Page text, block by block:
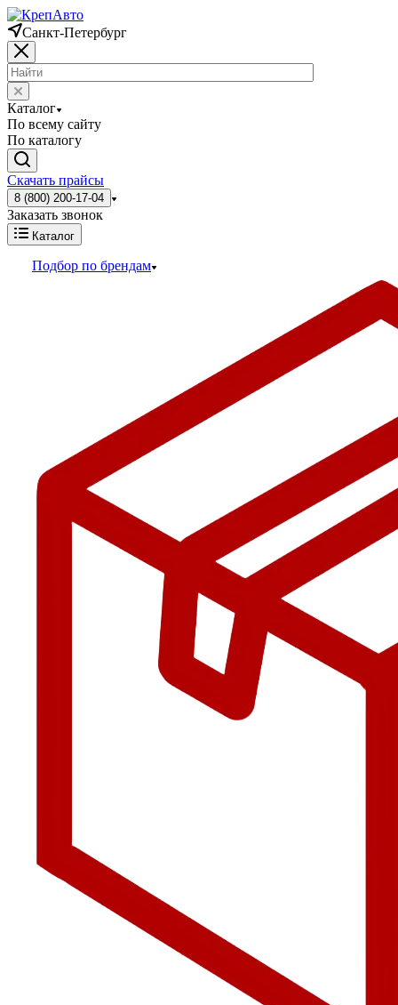
Санкт-Петербург
Каталог
По всему сайту
По каталогу
Скачать прайсы
8 (800) 200-17-04
Заказать звонок
Каталог
Подбор по брендам